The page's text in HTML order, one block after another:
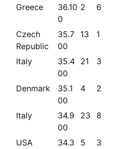
Greece
36.10
0
2 6
Czech
Republic
35.7
00
13 1
Italy
35.4
00
21 3
Denmark
35.1
00
4 2
Italy
34.9
00
23 8
USA
34.3
5 3